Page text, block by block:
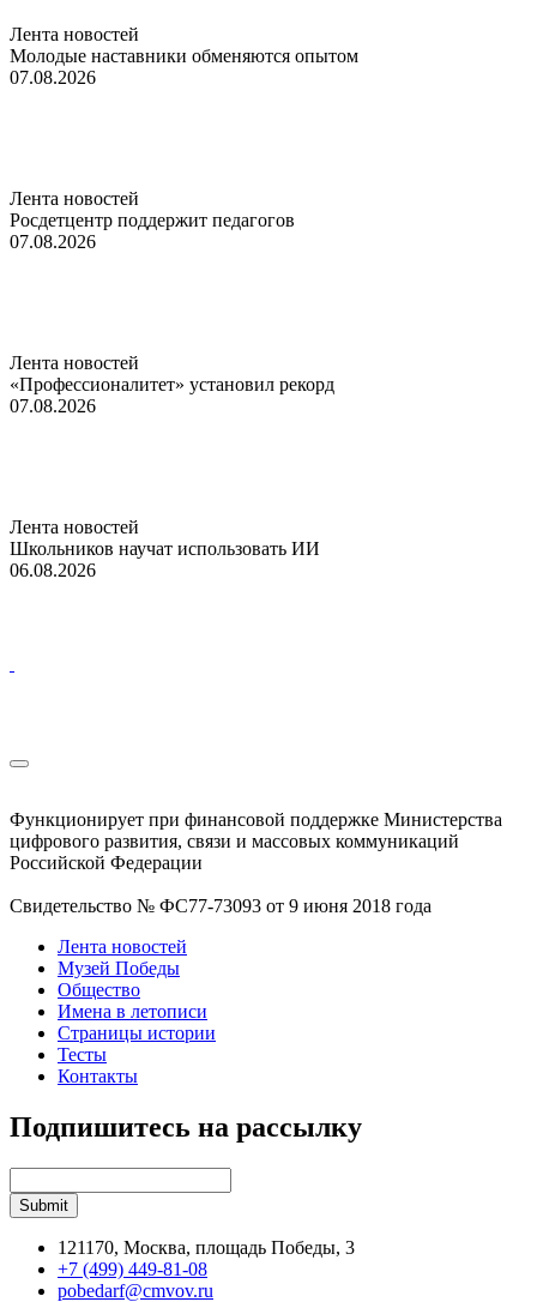
Лента новостей
Молодые наставники обменяются опытом
07.08.2026
Лента новостей
Росдетцентр поддержит педагогов
07.08.2026
Лента новостей
«Профессионалитет» установил рекорд
07.08.2026
Лента новостей
Школьников научат использовать ИИ
06.08.2026
Функционирует при финансовой поддержке Министерства
цифрового развития, связи и массовых коммуникаций
Российской Федерации
Свидетельство № ФС77-73093 от 9 июня 2018 года
Лента новостей
Музей Победы
Общество
Имена в летописи
Страницы истории
Тесты
Контакты
Подпишитесь на рассылку
121170, Москва, площадь Победы, 3
+7 (499) 449-81-08
pobedarf@cmvov.ru